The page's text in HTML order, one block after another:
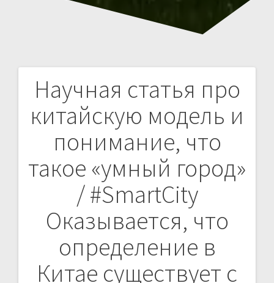
Научная статья про
китайскую модель и
понимание, что
такое «умный город»
/ #SmartCity
Оказывается, что
определение в
Китае существует с
Навигация
по
записям